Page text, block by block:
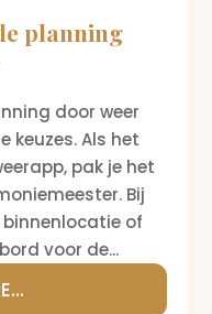
planning
door weer
Als het
pak je het
Bij
binnenlocatie of
voor de...